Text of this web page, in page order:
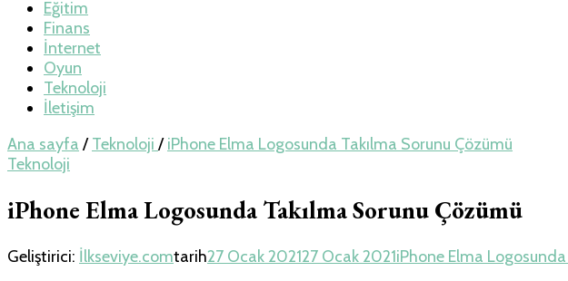
Eğitim
Finans
İnternet
Oyun
Teknoloji
İletişim
Ana sayfa / Teknoloji / iPhone Elma Logosunda Takılma Sorunu Çözümü
Teknoloji
iPhone Elma Logosunda Takılma Sorunu Çözümü
Geliştirici: İlkseviye.comtarih27 Ocak 202127 Ocak 2021iPhone Elma